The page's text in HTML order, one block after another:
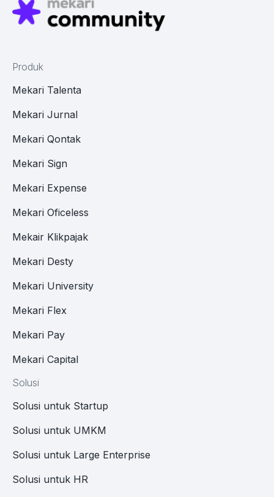
Produk
Mekari Talenta
Mekari Jurnal
Mekari Qontak
Mekari Sign
Mekari Expense
Mekari Oficeless
Mekair Klikpajak
Mekari Desty
Mekari University
Mekari Flex
Mekari Pay
Mekari Capital
Solusi
Solusi untuk Startup
Solusi untuk UMKM
Solusi untuk Large Enterprise
Solusi untuk HR